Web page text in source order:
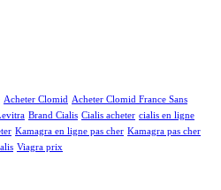
Acheter Clomid Acheter Clomid France Sans
Brand Cialis Cialis acheter cialis en ligne
Kamagra en ligne pas cher Kamagra pas cher
Viagra prix